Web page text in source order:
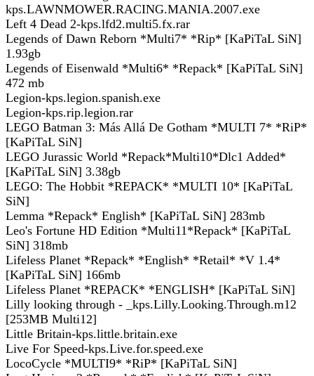
kps.LAWNMOWER.RACING.MANIA.2007.exe
Left 4 Dead 2-kps.lfd2.multi5.fx.rar
Legends of Dawn Reborn *Multi7* *Rip* [KaPiTaL SiN]
1.93gb
Legends of Eisenwald *Multi6* *Repack* [KaPiTaL SiN]
472 mb
Legion-kps.legion.spanish.exe
Legion-kps.rip.legion.rar
LEGO Batman 3: Más Allá De Gotham *MULTI 7* *RiP*
[KaPiTaL SiN]
LEGO Jurassic World *Repack*Multi10*Dlc1 Added*
[KaPiTaL SiN] 3.38gb
LEGO: The Hobbit *REPACK* *MULTI 10* [KaPiTaL
SiN]
Lemma *Repack* English* [KaPiTaL SiN] 283mb
Leo's Fortune HD Edition *Multi11*Repack* [KaPiTaL
SiN] 318mb
Lifeless Planet *Repack* *English* *Retail* *V 1.4*
[KaPiTaL SiN] 166mb
Lifeless Planet *REPACK* *ENGLISH* [KaPiTaL SiN]
Lilly looking through - _kps.Lilly.Looking.Through.m12
[253MB Multi12]
Little Britain-kps.little.britain.exe
Live For Speed-kps.Live.for.speed.exe
LocoCycle *MULTI9* *RiP* [KaPiTaL SiN]